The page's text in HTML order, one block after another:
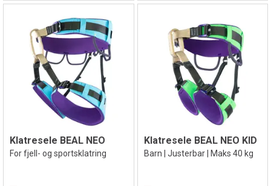
Klatresele BEAL NEO
For fjell- og sportsklatring
Klatresele BEAL NEO KID
Barn | Justerbar | Maks 40 kg